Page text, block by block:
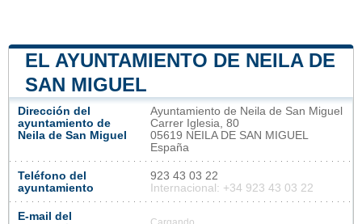
EL AYUNTAMIENTO DE NEILA DE
SAN MIGUEL
Dirección del
ayuntamiento de
Neila de San Miguel
Ayuntamiento de Neila de San Miguel
Carrer Iglesia, 80
05619 NEILA DE SAN MIGUEL
España
Teléfono del
ayuntamiento
923 43 03 22
Internacional: +34 923 43 03 22
E-mail del